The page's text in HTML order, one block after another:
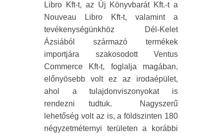
Libro Kft-t, az Új Könyvbarát Kft.-t a
Nouveau Libro Kft-t, valamint a
tevékenységünkhöz Dél-Kelet
Ázsiából származó termékek
importjára szakosodott Ventus
Commerce Kft-t, foglalja magában,
előnyösebb volt ez az irodaépület,
ahol a tulajdonviszonyokat is
rendezni tudtuk.
Nagyszerű
lehetőség volt az is, a földszinten 180
négyzetméternyi területen a korábbi